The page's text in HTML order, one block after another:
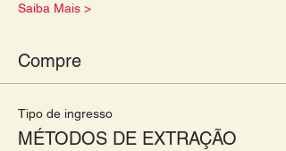
Saiba Mais >
Compre
Tipo de ingresso
MÉTODOS DE EXTRAÇÃO